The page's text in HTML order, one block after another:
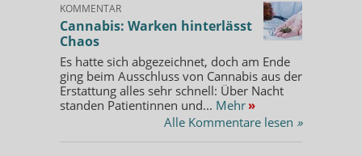
KOMMENTAR
Cannabis: Warken hinterlässt
Chaos
Es hatte sich abgezeichnet, doch am Ende
ging beim Ausschluss von Cannabis aus der
Erstattung alles sehr schnell: Über Nacht
standen Patientinnen und... Mehr »
Alle Kommentare lesen »